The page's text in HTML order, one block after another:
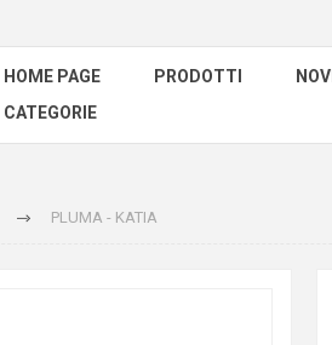
HOME PAGE PRODOTTI
CATEGORIE
PLUMA - KATIA